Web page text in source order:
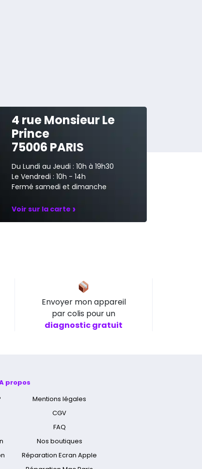
4 rue Monsieur Le
Prince
75006 PARIS
Du Lundi au Jeudi : 10h à 19h30
Le Vendredi : 10h - 14h
Fermé samedi et dimanche
Voir sur la carte ›
Envoyer mon appareil
par colis pour un
diagnostic gratuit
propos
Mentions légales
CGV
FAQ
Nos boutiques
Réparation Ecran Apple